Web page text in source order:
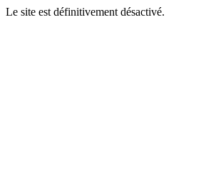
Le site est définitivement désactivé.